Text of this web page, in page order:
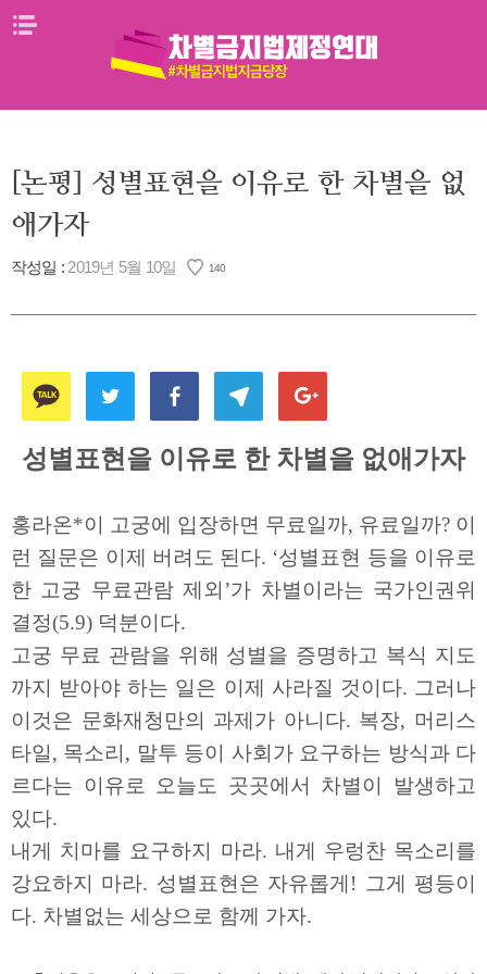
Skip
[논평] 성별표현을 이유로 한 차별을 없
애가자
작성일 : 2019년 5월 10일 140
성별표현을 이유로 한 차별을 없애가자
홍라온*이 고궁에 입장하면 무료일까, 유료일까? 이
런 질문은 이제 버려도 된다. ‘성별표현 등을 이유로
한 고궁 무료관람 제외’가 차별이라는 국가인권위
결정(5.9) 덕분이다.
고궁 무료 관람을 위해 성별을 증명하고 복식 지도
까지 받아야 하는 일은 이제 사라질 것이다. 그러나
이것은 문화재청만의 과제가 아니다. 복장, 머리스
타일, 목소리, 말투 등이 사회가 요구하는 방식과 다
르다는 이유로 오늘도 곳곳에서 차별이 발생하고
있다.
내게 치마를 요구하지 마라. 내게 우렁찬 목소리를
강요하지 마라. 성별표현은 자유롭게! 그게 평등이
다. 차별없는 세상으로 함께 가자.